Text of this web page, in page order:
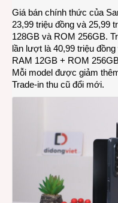
Giá bán chính thức của
23,99 triệu đồng và 25,99
128GB và ROM 256GB.
lần lượt là 40,99 triệu
RAM 12GB + ROM
Mỗi model được giảm
Trade-in thu cũ đổi mới.